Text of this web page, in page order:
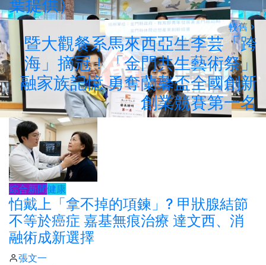
葉提供）
較舊
暨大觀餐系馬來西亞生李芸「跨
海」摘冠！「金門共生藝術祭」
融家族記憶 勇奪蘭馨盃全國創新
創業競賽第一名
綜合新聞健康
​怕戴上「拿不掉的項鍊」? 甲狀腺結節
不等於癌症 嘉基無痕治療 達文西、消
融術成新選擇
張文一